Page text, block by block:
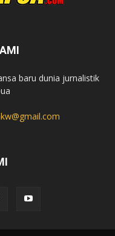
baru dunia jurnalistik